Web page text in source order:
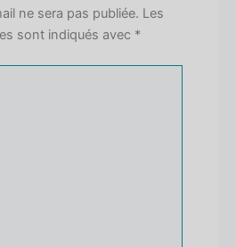
ne sera pas publiée. Les
sont indiqués avec *